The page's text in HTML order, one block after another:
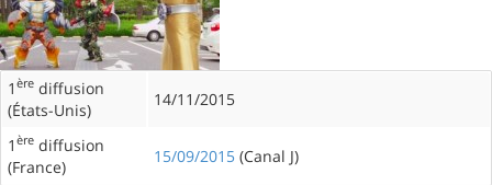
1 ère diffusion
(États-Unis)
14/11/2015
1 ère diffusion
(France)
15/09/2015 (Canal J)